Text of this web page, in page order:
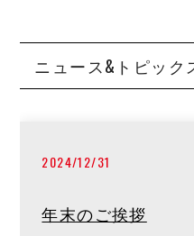
ニュース&トピック
2024/12/31
年末のご挨拶